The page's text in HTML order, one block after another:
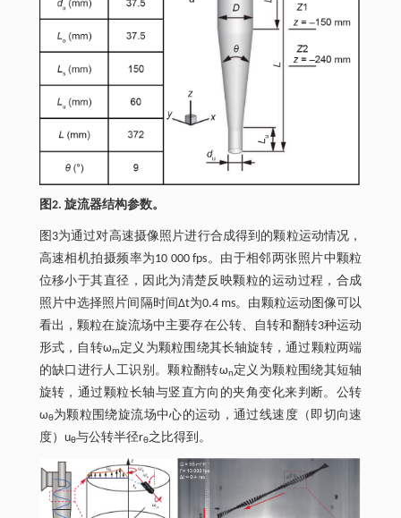
图2. 旋流器结构参数。
图3为通过对高速摄像照片进行合成得到的颗粒运动情况，
高速相机拍摄频率为10 000 fps。由于相邻两张照片中颗粒
位移小于其直径，因此为清楚反映颗粒的运动过程，合成
照片中选择照片间隔时间Δt为0.4 ms。由颗粒运动图像可以
看出，颗粒在旋流场中主要存在公转、自转和翻转3种运动
形式，自转ωm定义为颗粒围绕其长轴旋转，通过颗粒两端
的缺口进行人工识别。颗粒翻转ωn定义为颗粒围绕其短轴
旋转，通过颗粒长轴与竖直方向的夹角变化来判断。公转
ωθ为颗粒围绕旋流场中心的运动，通过线速度（即切向速
度）uθ与公转半径rθ之比得到。